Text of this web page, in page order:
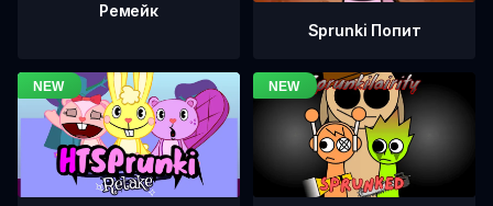
Ремейк
Sprunki Попит